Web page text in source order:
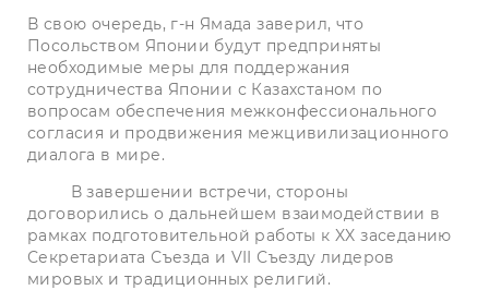
В свою очередь, г-н Ямада заверил, что
Посольством Японии будут предприняты
необходимые меры для поддержания
сотрудничества Японии с Казахстаном по
вопросам обеспечения межконфессионального
согласия и продвижения межцивилизационного
диалога в мире.
В завершении встречи, стороны
договорились о дальнейшем взаимодействии в
рамках подготовительной работы к XX заседанию
Секретариата Съезда и VII Съезду лидеров
мировых и традиционных религий.